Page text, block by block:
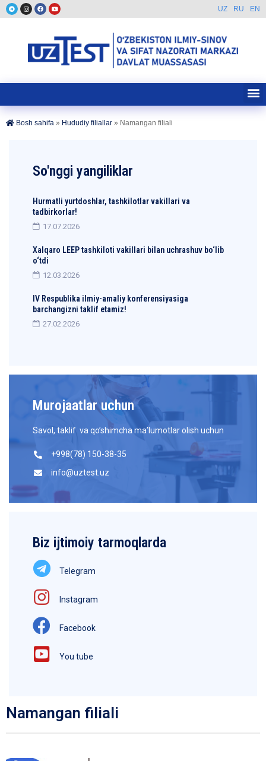
UZ RU EN
Bosh sahifa » Hududiy filiallar » Namangan filiali
So'nggi yangiliklar
Hurmatli yurtdoshlar, tashkilotlar vakillari va
tadbirkorlar!
17.07.2026
Xalqaro LEEP tashkiloti vakillari bilan uchrashuv bo‘lib
o‘tdi
12.03.2026
IV Respublika ilmiy-amaliy konferensiyasiga
barchangizni taklif etamiz!
27.02.2026
Murojaatlar uchun
Savol, taklif va qo’shimcha ma’lumotlar olish uchun
+998(78) 150-38-35
info@uztest.uz
Biz ijtimoiy tarmoqlarda
Telegram
Instagram
Facebook
You tube
Namangan filiali